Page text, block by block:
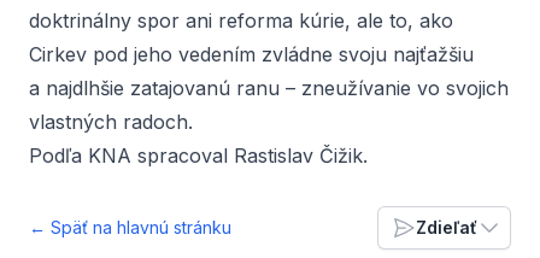
doktrinálny spor ani reforma kúrie, ale to, ako
Cirkev pod jeho vedením zvládne svoju najťažšiu
a najdlhšie zatajovanú ranu – zneužívanie vo svojich
vlastných radoch.
Podľa KNA spracoval Rastislav Čižik.
← Späť na hlavnú stránku Zdieľať